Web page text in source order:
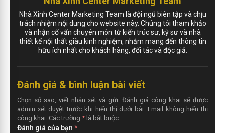
Nhà Xinh Center Marketing Team là đội ngũ biên tập và chịu
trách nhiệm nội dung cho website này. Chúng tôi tham khảo
và nhận cố vấn chuyên môn từ kiến trúc sư, kỹ sư và nhà
thiết kế nội thất giàu kinh nghiệm, nhằm mang đến thông tin
hữu ích nhất cho khách hàng, đối tác và độc giả.
Đánh giá & bình luận bài viết
Chọn số sao, viết nhận xét và gửi. Đánh giá công khai sẽ được
admin xét duyệt trước khi hiển thị dưới bài. Email không hiển thị
công khai. Các trường *là bắt buộc.
Đánh giá của bạn *